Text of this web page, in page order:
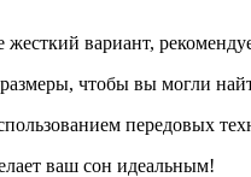
жесткий вариант,
чтобы вы могли
передовых
ваш сон идеальным!